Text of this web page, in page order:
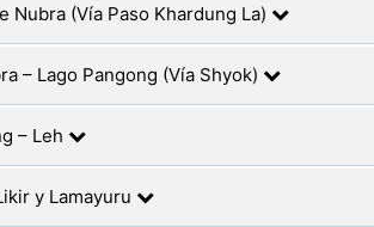
Nubra (Vía Paso Khardung La)
– Lago Pangong (Vía Shyok)
– Leh
y Lamayuru